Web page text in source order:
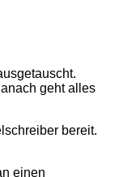
geht alles
bereit.
einen